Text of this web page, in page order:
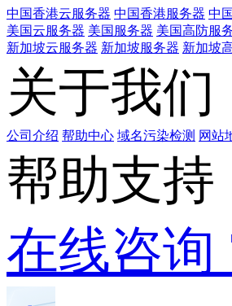
中国香港云服务器 中国香港服务器 中
美国云服务器 美国服务器 美国高防服
新加坡云服务器 新加坡服务器 新加坡
关于我们
公司介绍 帮助中心 域名污染检测 网站
帮助支持
在线咨询